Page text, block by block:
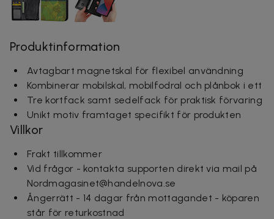
Produktinformation
Avtagbart magnetskal för flexibel användning
Kombinerar mobilskal, mobilfodral och plånbok i ett
Tre kortfack samt sedelfack för praktisk förvaring
Unikt motiv framtaget specifikt för produkten
Villkor
Frakt tillkommer
Vid frågor - kontakta supporten direkt via mail på
Nordmagasinet@handelnova.se
Ångerrätt - 14 dagar från mottagandet - köparen
står för returkostnad